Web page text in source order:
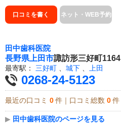
口コミを書く ネット・WEB予約
田中歯科医院
長野県 上田市諏訪形三好町1164
最寄駅： 三好町 城下 上田
0268-24-5123
最近の口コミ 0 件｜口コミ総数 0 件
▶ 田中歯科医院のページを見る